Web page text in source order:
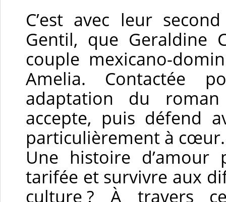
C’est avec leur
Gentil, que Geraldine
couple mexicano-
Amelia. Contactée
adaptation du
accepte, puis défend
particulièrement à cœur.
Une histoire d’amour
tarifée et survivre aux
culture ? À travers